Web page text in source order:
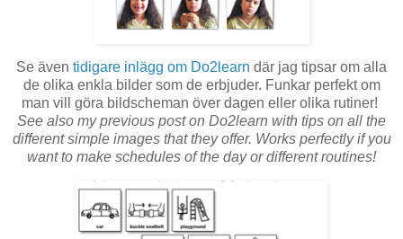
Se även tidigare inlägg om Do2learn där jag tipsar om alla
de olika enkla bilder som de erbjuder. Funkar perfekt om
man vill göra bildscheman över dagen eller olika rutiner!
See also my previous post on Do2learn with tips on all the
different simple images that they offer. Works perfectly if you
want to make schedules of the day or different routines!